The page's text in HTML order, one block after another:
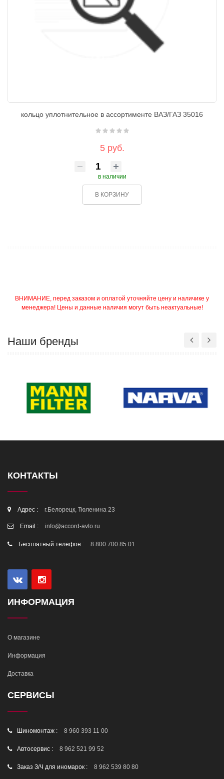
кольцо уплотнительное в ассортименте ВАЗ/ГАЗ 35016
5 руб.
в наличии
В КОРЗИНУ
ВНИМАНИЕ, перед заказом и оплатой уточняйте цену и наличике у
менеджера! Цены и данные наличия могут быть неактуальные!
Наши бренды
КОНТАКТЫ
Адрес : г.Белорецк, Тюленина 23
Email : info@accord-avto.ru
Бесплатный телефон : 8 800 700 85 01
ИНФОРМАЦИЯ
О магазине
Информация
Доставка
СЕРВИСЫ
Шиномонтаж : 8 960 393 11 00
Автосервис : 8 962 521 99 52
Заказ З/Ч для иномарок : 8 962 539 80 80